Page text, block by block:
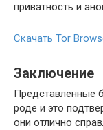
приватность и
Скачать Tor
Заключение
Представленные
роде и это
они отлично